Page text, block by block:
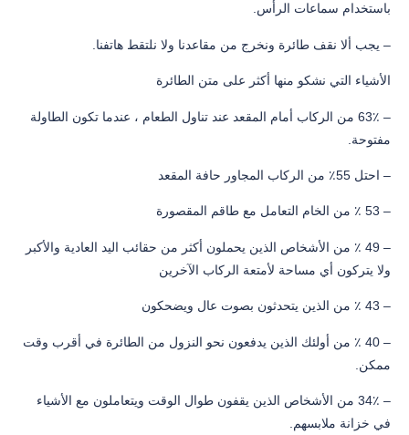
باستخدام سماعات الرأس.
– يجب ألا نقف طائرة ونخرج من مقاعدنا ولا نلتقط هاتفنا.
الأشياء التي نشكو منها أكثر على متن الطائرة
– 63٪ من الركاب أمام المقعد عند تناول الطعام ، عندما تكون الطاولة
مفتوحة.
– احتل 55٪ من الركاب المجاور حافة المقعد
– 53 ٪ من الخام التعامل مع طاقم المقصورة
– 49 ٪ من الأشخاص الذين يحملون أكثر من حقائب اليد العادية والأكبر
ولا يتركون أي مساحة لأمتعة الركاب الآخرين
– 43 ٪ من الذين يتحدثون بصوت عال ويضحكون
– 40 ٪ من أولئك الذين يدفعون نحو النزول من الطائرة في أقرب وقت
ممكن.
– 34٪ من الأشخاص الذين يقفون طوال الوقت ويتعاملون مع الأشياء
في خزانة ملابسهم.